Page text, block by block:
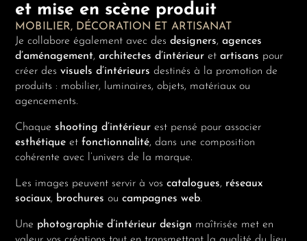
et mise en scène produit
MOBILIER, DÉCORATION ET ARTISANAT
Je collabore également avec desdesigners,agences
d’aménagement,architectes d’intérieur etartisans pour
créer desvisuels d’intérieurs destinés à la promotion de
produits : mobilier, luminaires, objets, matériaux ou
agencements.
Chaque shooting d’intérieur est pensé pour associer
esthétique etfonctionnalité, dans une composition
cohérente avec l’univers de la marque.
Les images peuvent servir à voscatalogues, réseaux
sociaux, brochures oucampagnes web.
Une photographie d’intérieur design maîtrisée met en